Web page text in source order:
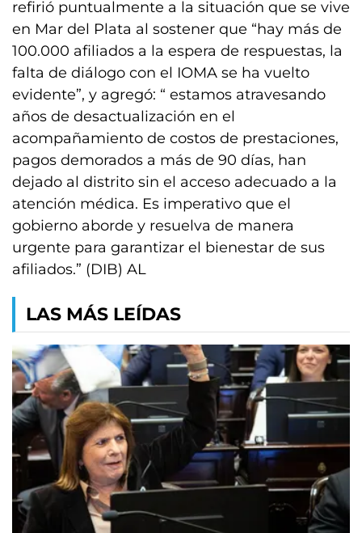
refirió puntualmente a la situación que se vive
en Mar del Plata al sostener que “hay más de
100.000 afiliados a la espera de respuestas, la
falta de diálogo con el IOMA se ha vuelto
evidente”, y agregó: “ estamos atravesando
años de desactualización en el
acompañamiento de costos de prestaciones,
pagos demorados a más de 90 días, han
dejado al distrito sin el acceso adecuado a la
atención médica. Es imperativo que el
gobierno aborde y resuelva de manera
urgente para garantizar el bienestar de sus
afiliados.” (DIB) AL
LAS MÁS LEÍDAS